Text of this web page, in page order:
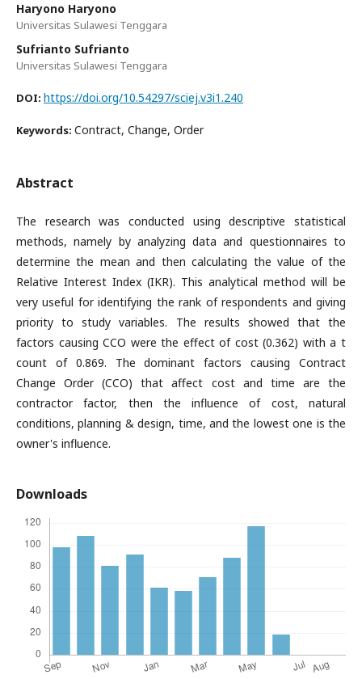
Haryono Haryono
Universitas Sulawesi Tenggara
Sufrianto Sufrianto
Universitas Sulawesi Tenggara
DOI: https://doi.org/10.54297/sciej.v3i1.240
Keywords: Contract, Change, Order
Abstract
The research was conducted using descriptive statistical
methods, namely by analyzing data and questionnaires to
determine the mean and then calculating the value of the
Relative Interest Index (IKR). This analytical method will be
very useful for identifying the rank of respondents and giving
priority to study variables. The results showed that the
factors causing CCO were the effect of cost (0.362) with a t
count of 0.869. The dominant factors causing Contract
Change Order (CCO) that affect cost and time are the
contractor factor, then the influence of cost, natural
conditions, planning & design, time, and the lowest one is the
owner's influence.
Downloads